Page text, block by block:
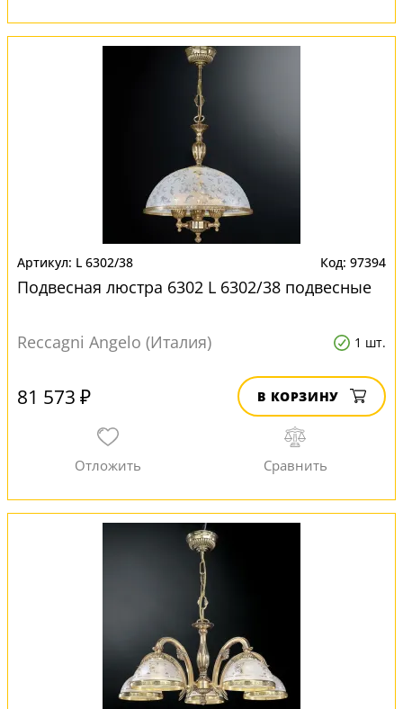
L 6302/38 97394
Подвесная люстра 6302 L 6302/38 подвесные
Reccagni Angelo (Италия) 1 шт.
81 573 ₽ В КОРЗИНУ